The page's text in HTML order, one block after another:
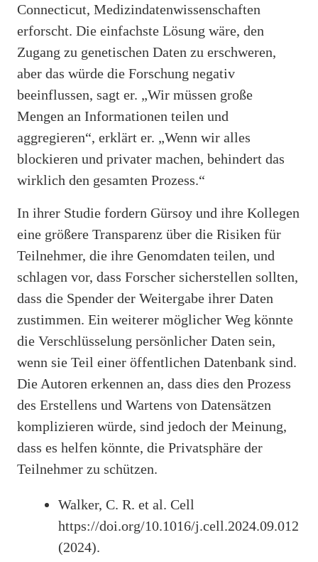
Connecticut, Medizindatenwissenschaften
erforscht. Die einfachste Lösung wäre, den
Zugang zu genetischen Daten zu erschweren,
aber das würde die Forschung negativ
beeinflussen, sagt er. „Wir müssen große
Mengen an Informationen teilen und
aggregieren“, erklärt er. „Wenn wir alles
blockieren und privater machen, behindert das
wirklich den gesamten Prozess.“
In ihrer Studie fordern Gürsoy und ihre Kollegen
eine größere Transparenz über die Risiken für
Teilnehmer, die ihre Genomdaten teilen, und
schlagen vor, dass Forscher sicherstellen sollten,
dass die Spender der Weitergabe ihrer Daten
zustimmen. Ein weiterer möglicher Weg könnte
die Verschlüsselung persönlicher Daten sein,
wenn sie Teil einer öffentlichen Datenbank sind.
Die Autoren erkennen an, dass dies den Prozess
des Erstellens und Wartens von Datensätzen
komplizieren würde, sind jedoch der Meinung,
dass es helfen könnte, die Privatsphäre der
Teilnehmer zu schützen.
Walker, C. R. et al. Cell
https://doi.org/10.1016/j.cell.2024.09.012
(2024).